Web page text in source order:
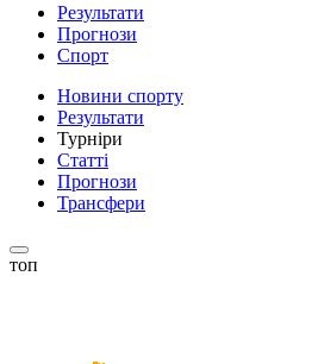
Результати
Прогнози
Спорт
Новини спорту
Результати
Турніри
Статті
Прогнози
Трансфери
топ